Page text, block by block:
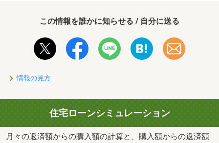
この情報を誰かに知らせる / 自分に送る
情報の見方
住宅ローンシミュレーション
月々の返済額からの購入額の計算と、購入額からの返済額